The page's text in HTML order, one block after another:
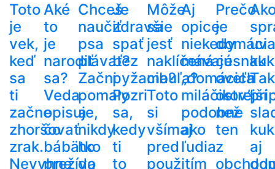
Toto
je
vek,
keď
sa
ti
začne
zhoršovať
zrak.
Nevyhne
Aké
to
je
narodiť
sa?
Veda
opisuje,
čo
bábätko
prežíva
Chceš
naučiť
psa
plávať?
Začni
pomaly
a
nikdy
ho
do
Je
zdravšie
spať
bez
pyžama?
Pozri
sa,
kedy
ti
to
Môže
sa
jesť
naklíčená
cibuľa?
Toto
si
všímaj
pred
použitím
Aj
opice
niekedy
mávajú
„domácich
miláčikov”
podobne
ako
ľudia
Prečo
je
domáci
cesnak
oveľa
ostrejší
než
ten
z
aj